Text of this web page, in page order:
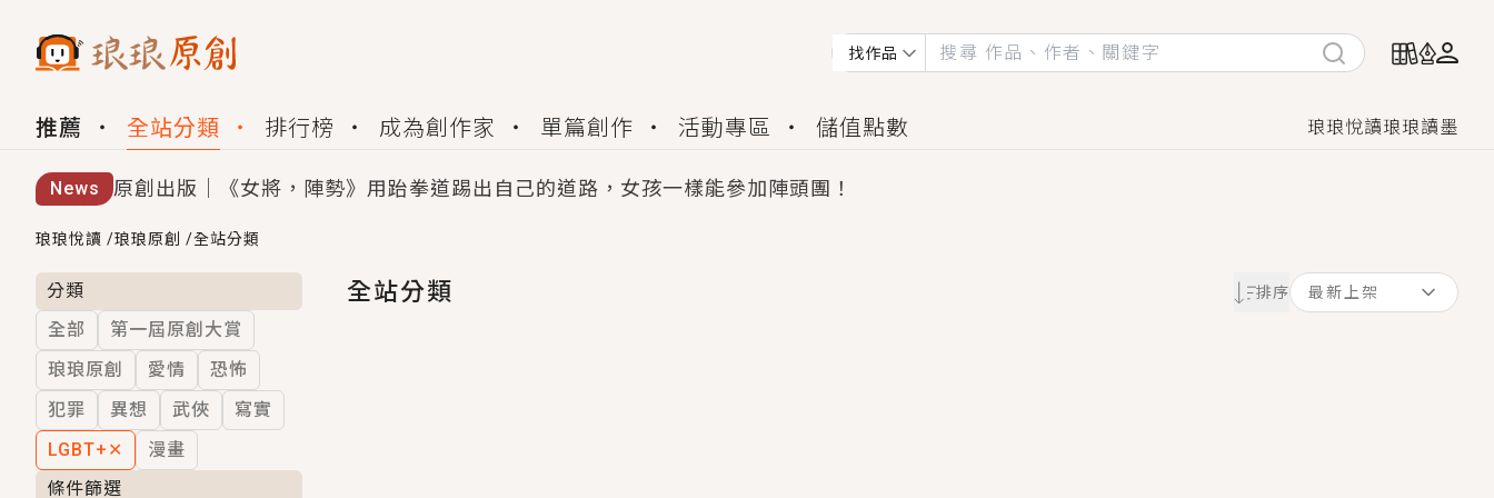
找作品
推薦 全站分類 排行榜 成為創作家 單篇創作 活動專區 儲值點數 琅琅悅讀琅琅讀墨
News 原創出版｜《女將，陣勢》用跆拳道踢出自己的道路，女孩一樣能參加陣頭團！
創,作家招募｜華文小說創作首選！有機會獲得豐富廣宣資源、專屬服務與獨享福利！
小編心動書單｜《離婚你提的，二婚嫁大佬，你哭什麼？》追妻火葬場！前夫失憶移情別戀，她頭也不回找新歡，他居然還後悔了？
GL｜《夏日與檸檬與重疊世界》炎熱的夏日、檸檬的香氣、互相愛慕的兩位少女，今夏最推純愛GL漫畫！
BL｜《費洛蒙中毒》救命！特殊費洛蒙體質世界觀，無法抗拒的吸引力，已中毒Σ>―(〃°ω°〃)♡→
OMG你嚇到我了｜《陰陽鬼店》上班族買了房子模型，但現實中買下的竟是屬於他的停屍櫃？！
言情｜《國語推行員》每個人心中都有一個連自己也無法改變的永恆， 他的一生將不由自主追逐著她……
琅琅悅讀 /琅琅原創 /全站分類
分類
全部
第一屆原創大賞
琅琅原創
愛情
恐怖
犯罪
異想 武俠
寫實
LGBT+ ✕
漫畫
條件篩選
全站分類 排序 最新上架